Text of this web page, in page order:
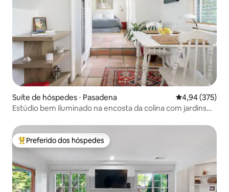
Suíte de hóspedes ⋅ Pasadena 4,94 de uma
4,94 (375)
Estúdio bem iluminado na encosta da colina com jardins
Entre os melhores preferidos dos hóspedes
Preferido dos hóspedes